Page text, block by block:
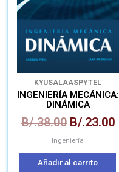
KYUSALAASPYTEL
INGENIERÍA MECÁNICA:
DINÁMICA
B/.38.00 B/.23.00
Ingeniería
Añadir al carrito